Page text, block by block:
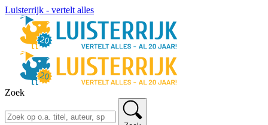
Luisterrijk - vertelt alles
Zoek